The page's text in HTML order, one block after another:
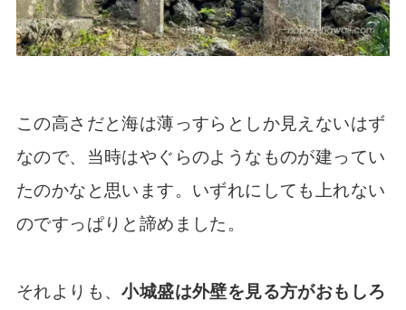
この高さだと海は薄っすらとしか見えないはず
なので、当時はやぐらのようなものが建ってい
たのかなと思います。いずれにしても上れない
のですっぱりと諦めました。
それよりも、小城盛は外壁を見る方がおもしろ